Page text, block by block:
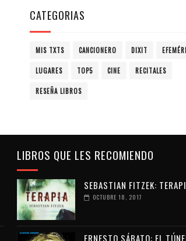
CATEGORIAS
MIS TXTS CANCIONERO DIXIT
LUGARES TOP5 CINE RECITALES
RESEÑA LIBROS
LIBROS QUE LES RECOMIENDO
SEBASTIAN FITZEK:
OCTUBRE 18, 2017
ERNESTO SÁBATO: EL